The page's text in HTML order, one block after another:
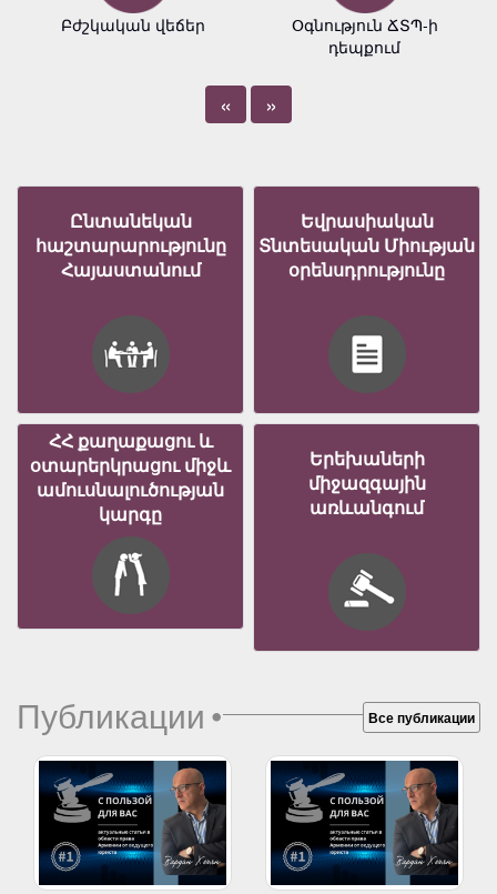
Բժշկական վեճեր
Օգնություն ՃՏՊ-ի
դեպքում
« »
Ընտանեկան
հաշտարարությունը
Հայաստանում
Եվրասիական
Տնտեսական Միության
օրենսդրությունը
ՀՀ քաղաքացու և
օտարերկրացու միջև
ամուսնալուծության
կարգը
Երեխաների
միջազգային
առևանգում
Публикации• Все публикации